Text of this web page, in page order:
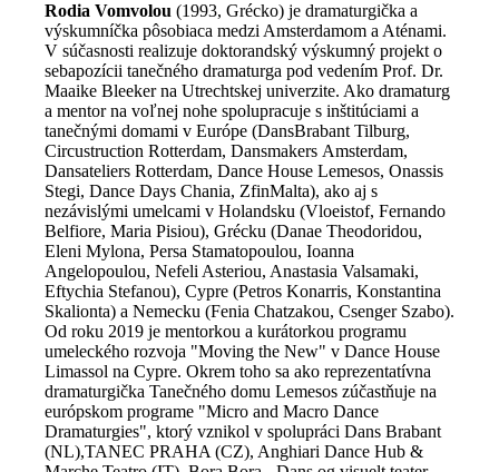
Rodia Vomvolou (1993, Grécko) je dramaturgička a
výskumníčka pôsobiaca medzi Amsterdamom a Aténami.
V súčasnosti realizuje doktorandský výskumný projekt o
sebapozícii tanečného dramaturga pod vedením Prof. Dr.
Maaike Bleeker na Utrechtskej univerzite. Ako dramaturg
a mentor na voľnej nohe spolupracuje s inštitúciami a
tanečnými domami v Európe (DansBrabant Tilburg,
Circustruction Rotterdam, Dansmakers Αmsterdam,
Dansateliers Rotterdam, Dance House Lemesos, Onassis
Stegi, Dance Days Chania, ZfinMalta), ako aj s
nezávislými umelcami v Holandsku (Vloeistof, Fernando
Belfiore, Maria Pisiou), Grécku (Danae Theodoridou,
Eleni Mylona, Persa Stamatopoulou, Ioanna
Angelopoulou, Nefeli Asteriou, Anastasia Valsamaki,
Eftychia Stefanou), Cypre (Petros Konarris, Konstantina
Skalionta) a Nemecku (Fenia Chatzakou, Csenger Szabo).
Od roku 2019 je mentorkou a kurátorkou programu
umeleckého rozvoja "Moving the New" v Dance House
Limassol na Cypre. Okrem toho sa ako reprezentatívna
dramaturgička Tanečného domu Lemesos zúčastňuje na
európskom programe "Micro and Macro Dance
Dramaturgies", ktorý vznikol v spolupráci Dans Brabant
(NL),TANEC PRAHA (CZ), Anghiari Dance Hub &